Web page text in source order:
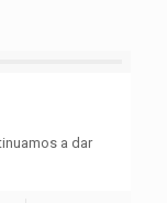
a dar